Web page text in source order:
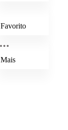
Favorito
Mais